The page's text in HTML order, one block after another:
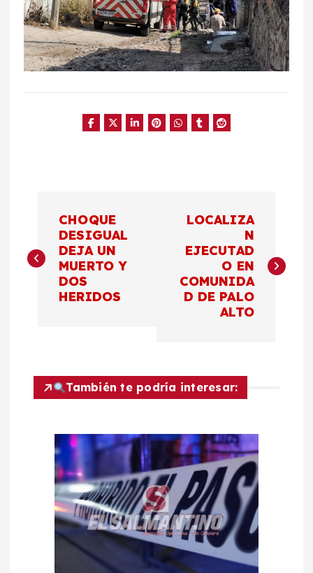
a
v
a
CHOQUE
DESIGUAL
DEJA UN
MUERTO Y
DOS
HERIDOS
LOCALIZA
N
EJECUTAD
O EN
COMUNIDA
D DE PALO
ALTO
También te podría interesar: